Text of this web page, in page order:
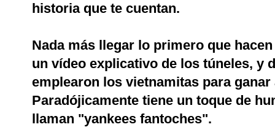
historia que te cuentan.
Nada más llegar lo primero que
un vídeo explicativo de los túneles, y
emplearon los vietnamitas para
Paradójicamente tiene un toque de
llaman "yankees fantoches".